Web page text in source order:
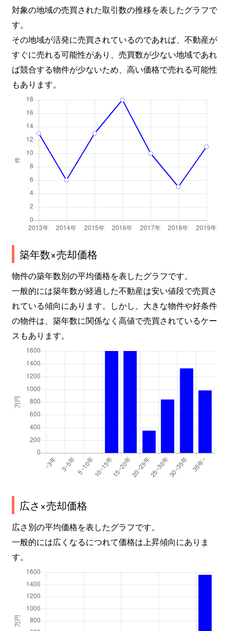
対象の地域の売買された取引数の推移を表したグラフで
す。
その地域が活発に売買されているのであれば、不動産が
すぐに売れる可能性があり、売買数が少ない地域であれ
ば競合する物件が少ないため、高い価格で売れる可能性
もあります。
築年数×売却価格
物件の築年数別の平均価格を表したグラフです。
一般的には築年数が経過した不動産は安い値段で売買さ
れている傾向にあります。しかし、大きな物件や好条件
の物件は、築年数に関係なく高値で売買されているケー
スもあります。
広さ×売却価格
広さ別の平均価格を表したグラフです。
一般的には広くなるにつれて価格は上昇傾向にありま
す。